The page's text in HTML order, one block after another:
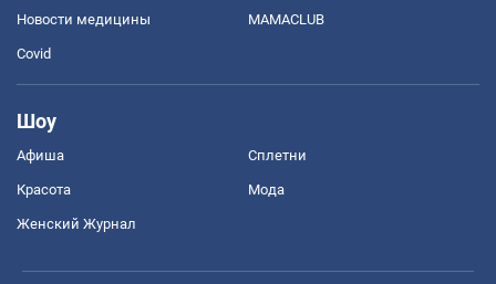
Новости медицины MAMACLUB
Covid
Шоу
Афиша Сплетни
Красота Мода
Женский Журнал